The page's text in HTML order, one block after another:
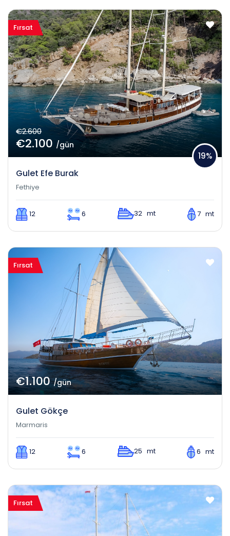
Fırsat
€2.600
€2.100 /gün
Gulet Efe Burak
19%
Fethiye
12 6 32 mt 7 mt
Fırsat
€1.100/gün
Gulet Gökçe
Marmaris
12 6 25 mt 6 mt
Fırsat